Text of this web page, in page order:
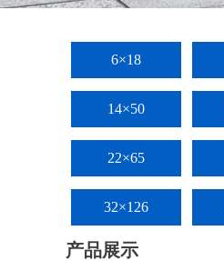
6×18
14×50
22×65
32×126
产品展示